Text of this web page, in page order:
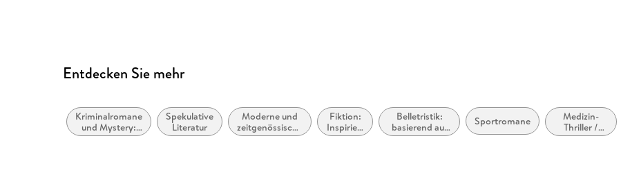
Entdecken Sie mehr
Kriminalromane
und Mystery:
Polizeiarbeit &
Spekulative
Literatur
Moderne und
zeitgenössische
Belletristik:
Fiktion:
Inspiriert
oder
Belletristik:
basierend auf
wahren
Sportromane
Medizin-
Thriller /
medizinische